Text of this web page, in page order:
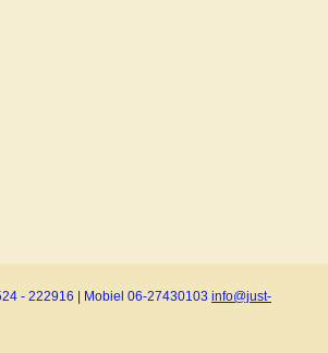
- 222916 | Mobiel 06-27430103 info@just-